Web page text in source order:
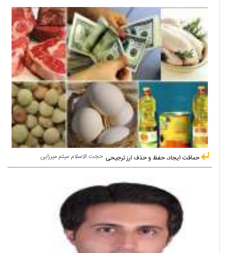
حجت الاسلام میثم میرزایی حماقت ایجاد، حفظ و حذف ارز ترجیحی